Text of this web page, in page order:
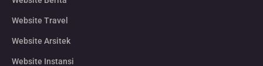
Website Travel
Website Arsitek
Website Instansi